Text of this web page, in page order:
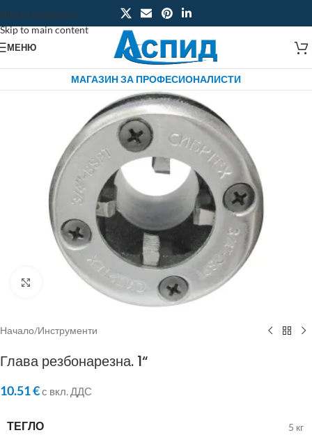
Skip to navigation
Skip to main content
МЕНЮ
МАГАЗИН ЗА ПРОФЕСИОНАЛИСТИ
Click to enlarge
Начало/Инструменти
Глава резбонарезна. 1“
10.51€с вкл. ДДС
ТЕГЛО 5 кг